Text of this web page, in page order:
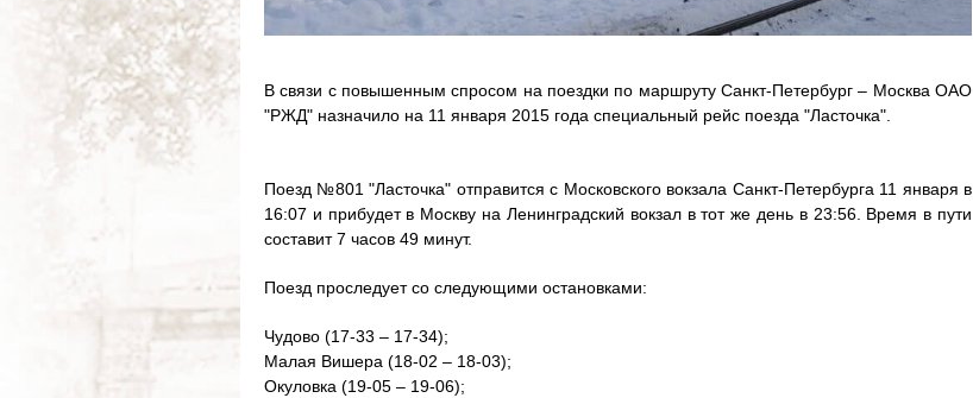
В связи с повышенным спросом на поездки по маршруту Санкт-Петербург – Москва ОАО
"РЖД" назначило на 11 января 2015 года специальный рейс поезда "Ласточка".
Поезд №801 "Ласточка" отправится с Московского вокзала Санкт-Петербурга 11 января в
16:07 и прибудет в Москву на Ленинградский вокзал в тот же день в 23:56. Время в пути
составит 7 часов 49 минут.
Поезд проследует со следующими остановками:
Чудово (17-33 – 17-34);
Малая Вишера (18-02 – 18-03);
Окуловка (19-05 – 19-06);